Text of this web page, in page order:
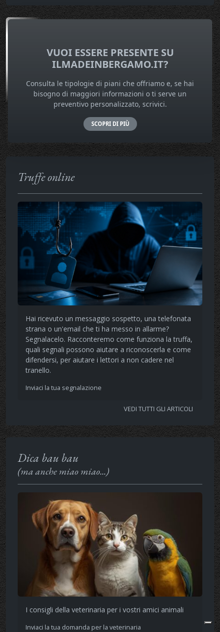
VUOI ESSERE PRESENTE SU
ILMADEINBERGAMO.IT?
Consulta le tipologie di piani che offriamo e, se hai
bisogno di maggiori informazioni o ti serve un
preventivo personalizzato, scrivici.
SCOPRI DI PIÙ
Truffe online
Hai ricevuto un messaggio sospetto, una telefonata
strana o un'email che ti ha messo in allarme?
Segnalacelo. Racconteremo come funziona la truffa,
quali segnali possono aiutare a riconoscerla e come
difendersi, per aiutare i lettori a non cadere nel
tranello.
Inviaci la tua segnalazione
VEDI TUTTI GLI ARTICOLI
Dica bau bau
(ma anche miao miao...)
I consigli della veterinaria per i vostri amici animali
Inviaci la tua domanda per la veterinaria